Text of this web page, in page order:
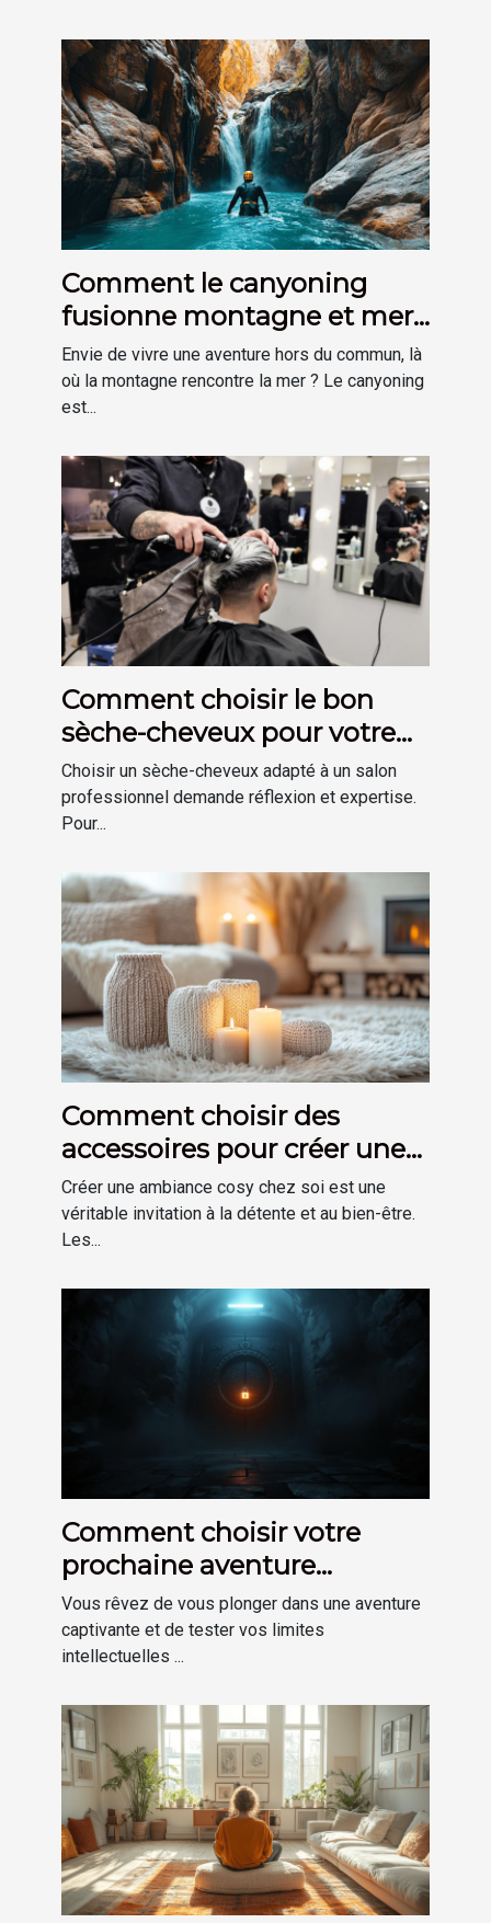
Comment le canyoning
fusionne montagne et mer
pour une aventure unique ?
Envie de vivre une aventure hors du commun, là
où la montagne rencontre la mer ? Le canyoning
est...
Comment choisir le bon
sèche-cheveux pour votre
salon ?
Choisir un sèche-cheveux adapté à un salon
professionnel demande réflexion et expertise.
Pour...
Comment choisir des
accessoires pour créer une
ambiance cosy chez soi
Créer une ambiance cosy chez soi est une
véritable invitation à la détente et au bien-être.
Les...
Comment choisir votre
prochaine aventure
d'escape game immersive
Vous rêvez de vous plonger dans une aventure
captivante et de tester vos limites
intellectuelles ...